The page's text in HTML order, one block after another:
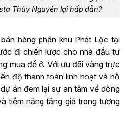
Thủy Nguyên lại hấp dẫn?
hàng phân khu Phát Lộc tại
đi chiến lược cho nhà đầu tư
mua để ở. Với ưu đãi vàng trực
độ thanh toán linh hoạt và hỗ
án đem lại sự an tâm về dòng
tiềm năng tăng giá trong tương